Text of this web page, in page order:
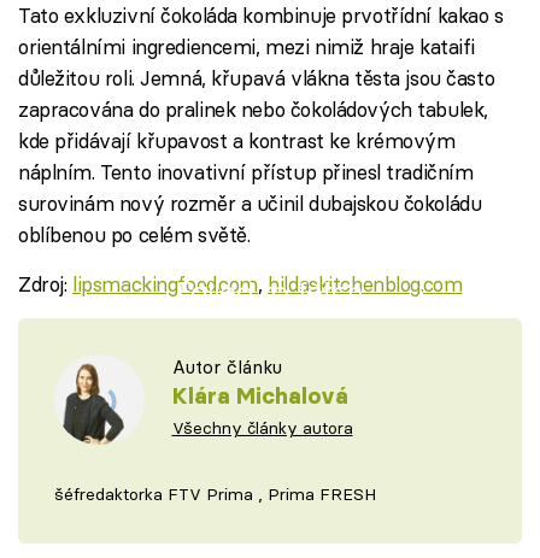
Tato exkluzivní čokoláda kombinuje prvotřídní kakao s
orientálními ingrediencemi, mezi nimiž hraje kataifi
důležitou roli. Jemná, křupavá vlákna těsta jsou často
zapracována do pralinek nebo čokoládových tabulek,
kde přidávají křupavost a kontrast ke krémovým
náplním. Tento inovativní přístup přinesl tradičním
surovinám nový rozměr a učinil dubajskou čokoládu
oblíbenou po celém světě.
Failed to fetch
Zdroj: lipsmackingfood.com, hildaskitchenblog.com
Autor článku
Klára Michalová
Všechny články autora
šéfredaktorka FTV Prima , Prima FRESH